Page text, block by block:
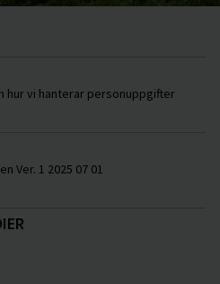
hur vi hanterar personuppgifter
Ver. 1 2025 07 01